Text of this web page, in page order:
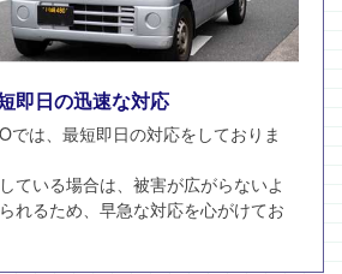
即日の迅速な対応
では、最短即日の対応をしておりま
ている場合は、被害が広がらないよ
れるため、早急な対応を心がけてお